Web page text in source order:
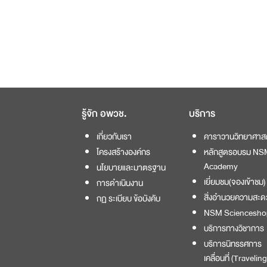
รู้จัก อพวช.
เกี่ยวกับเรา
โครงสร้างองค์กร
นโยบายและมาตรฐาน
การดำเนินงาน
กฏ ระเบียบ ข้อบังคับ
บริการ
คาราวานวิทยาศา
หลักสูตรอบรม
Academy
เยี่ยมชม(จองเข้าชม)
สิ่งอำนวยความสะ
NSM
บริการทางวิชาการ
บริการนิทรรศการ
เคลื่อนที่ (Traveling